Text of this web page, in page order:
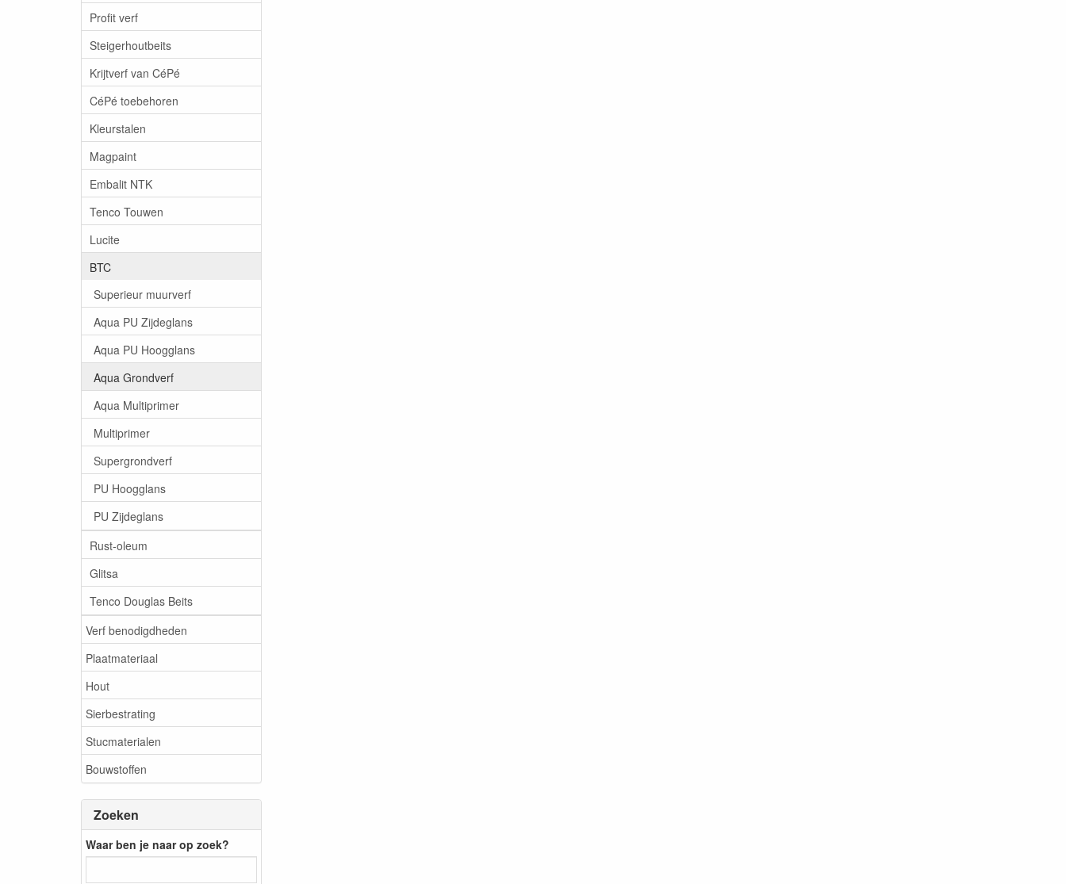
Profit verf
Steigerhoutbeits
Krijtverf van CéPé
CéPé toebehoren
Kleurstalen
Magpaint
Embalit NTK
Tenco Touwen
Lucite
BTC
Superieur muurverf
Aqua PU Zijdeglans
Aqua PU Hoogglans
Aqua Grondverf
Aqua Multiprimer
Multiprimer
Supergrondverf
PU Hoogglans
PU Zijdeglans
Rust-oleum
Glitsa
Tenco Douglas Beits
Verf benodigdheden
Plaatmateriaal
Hout
Sierbestrating
Stucmaterialen
Bouwstoffen
Zoeken
Waar ben je naar op zoek?